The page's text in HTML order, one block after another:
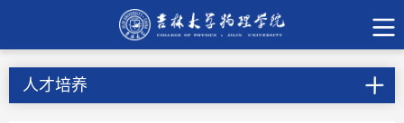
人才培养